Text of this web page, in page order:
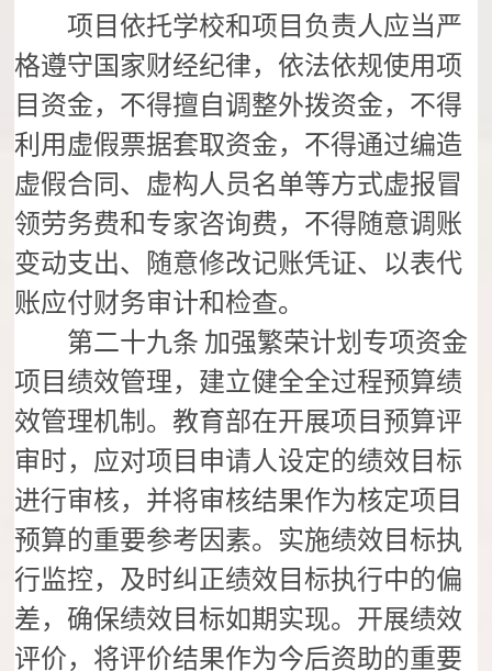
项目依托学校和项目负责人应当严
格遵守国家财经纪律，依法依规使用项
目资金，不得擅自调整外拨资金，不得
利用虚假票据套取资金，不得通过编造
虚假合同、虚构人员名单等方式虚报冒
领劳务费和专家咨询费，不得随意调账
变动支出、随意修改记账凭证、以表代
账应付财务审计和检查。
第二十九条 加强繁荣计划专项资金
项目绩效管理，建立健全全过程预算绩
效管理机制。教育部在开展项目预算评
审时，应对项目申请人设定的绩效目标
进行审核，并将审核结果作为核定项目
预算的重要参考因素。实施绩效目标执
行监控，及时纠正绩效目标执行中的偏
差，确保绩效目标如期实现。开展绩效
评价，将评价结果作为今后资助的重要